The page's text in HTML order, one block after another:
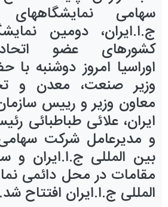
سهامی
ج.ا.ایران،دومین
کشورهای عضو
اوراسیا امروز دوشنبه با
وزیر صنعت، معدن و
معاون وزیر و رییس
ایران، علائی طباطبائی
و مدیرعامل شرکت
بین المللی ج.ا.ایران و
مقامات در محل دائمی
المللی ج.ا.ایران افتتاح شد.